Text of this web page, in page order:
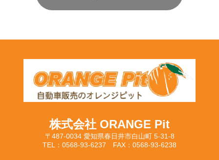
株式会社 ORANGE Pit
〒487-0034 愛知県春日井市白山町 5-31-8
TEL：0568-93-6237 FAX：0568-93-6238